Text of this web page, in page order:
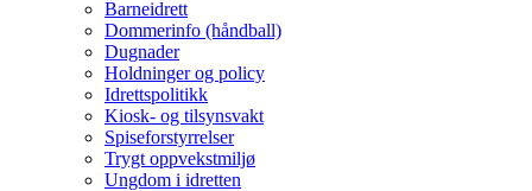
Barneidrett
Dommerinfo (håndball)
Dugnader
Holdninger og policy
Idrettspolitikk
Kiosk- og tilsynsvakt
Spiseforstyrrelser
Trygt oppvekstmiljø
Ungdom i idretten